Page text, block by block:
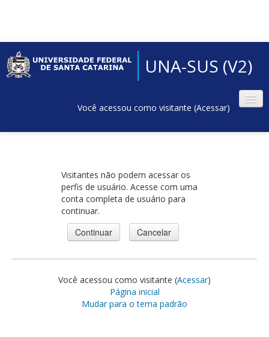
UNA-SUS (V2)
Você acessou como visitante (Acessar)
Visitantes não podem acessar os
perfis de usuário. Acesse com uma
conta completa de usuário para
continuar.
Você acessou como visitante (Acessar)
Página inicial
Mudar para o tema padrão